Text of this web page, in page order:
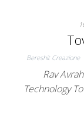
Bereshit Creazione
Rav
Technology